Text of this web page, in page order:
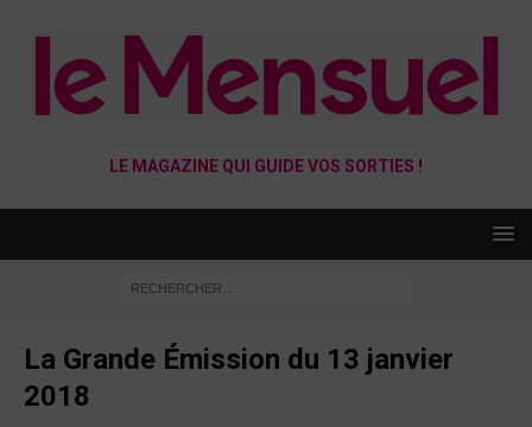
LE MAGAZINE QUI GUIDE VOS SORTIES !
La Grande Émission du 13 janvier
2018